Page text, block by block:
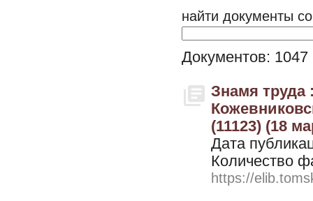
найти документы
Документов: 1047
Знамя труда
(11123) (18
Дата
Количество
https://